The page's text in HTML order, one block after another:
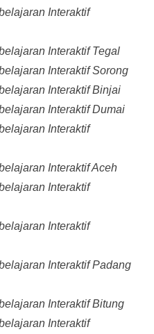
Interaktif
Interaktif Tegal
Interaktif Sorong
Interaktif Binjai
Interaktif Dumai
Interaktif
Interaktif Aceh
Interaktif
Interaktif
Interaktif Padang
Interaktif Bitung
Interaktif